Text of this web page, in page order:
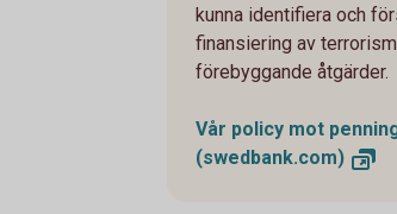
kunna identifiera och
finansiering av
förebyggande åtgärder.
Vår policy mot
(swedbank.com)